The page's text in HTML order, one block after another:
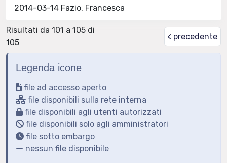
2014-03-14 Fazio, Francesca
Risultati da 101 a 105 di
105
< precedente
Legenda icone
file ad accesso aperto
file disponibili sulla rete interna
file disponibili agli utenti autorizzati
file disponibili solo agli amministratori
file sotto embargo
nessun file disponibile